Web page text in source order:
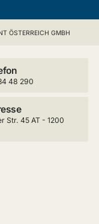
ÖSTERREICH GMBH
48 290
Str. 45 AT - 1200